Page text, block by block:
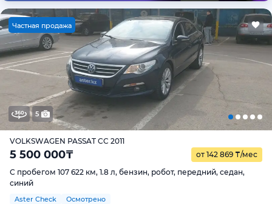
Частная продажа
5
VOLKSWAGEN PASSAT CC 2011
5 500 000₸ от 142 869 ₸/мес
С пробегом 107 622 км, 1.8 л, бензин, робот, передний, седан,
синий
Aster Check Осмотрено